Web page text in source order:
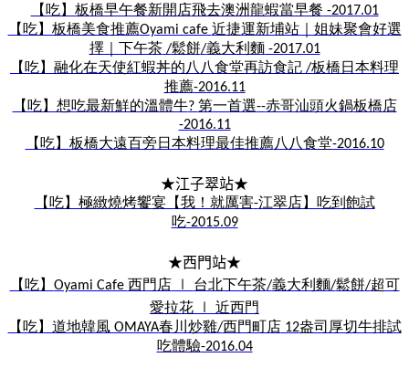
【吃】板橋早午餐新開店飛去澳洲龍蝦當早餐 -2017.01
【吃】板橋美食推薦Oyami cafe 近捷運新埔站｜姐妹聚會好選
擇｜下午茶 /鬆餅/義大利麵 -2017.01
【吃】融化在天使紅蝦丼的八八食堂再訪食記 /板橋日本料理
推薦-2016.11
【吃】想吃最新鮮的溫體牛? 第一首選--赤哥汕頭火鍋板橋店
-2016.11
【吃】板橋大遠百旁日本料理最佳推薦八八食堂-2016.10
★江子翠站★
【吃】極緻燒烤饗宴【我！就厲害-江翠店】吃到飽試
吃-2015.09
★西門站★
【吃】 Oyami Cafe 西門店 台北下午茶/義大利麵/鬆餅/超可
愛拉花
近西門
【吃】道地韓風OMAYA春川炒雞/西門町店 12盎司厚切牛排試
吃體驗-2016.04